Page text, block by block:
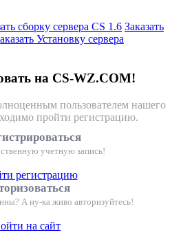
сборку сервера CS 1.6 Заказать
Установку сервера
на CS-WZ.COM!
пользователем нашего
пройти регистрацию.
учетную запись!
регистрацию
А ну-ка живо авторизуйтесь!
на сайт